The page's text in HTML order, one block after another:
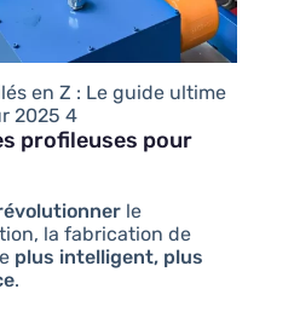
en Z : Le guide ultime
2025 4
profileuses pour
le
la fabrication de
plus intelligent, plus
.